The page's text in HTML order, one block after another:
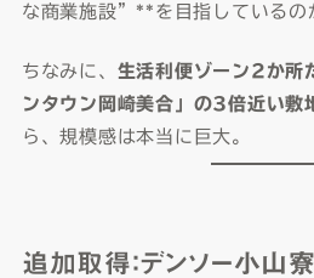
な商業施設”**を目指しているの
ちなみに、 生活利便ゾーン2か所
ンタウン岡崎美合」の3倍近い敷
ら、規模感は本当に巨大。
追加取得：デンソー小山